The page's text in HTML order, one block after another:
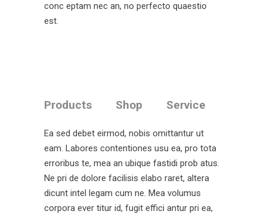
conc eptam nec an, no perfecto quaestio
est.
Products Shop Service
Ea sed debet eirmod, nobis omittantur ut
eam. Labores contentiones usu ea, pro tota
erroribus te, mea an ubique fastidi prob atus.
Ne pri de dolore facilisis elabo raret, altera
dicunt intel legam cum ne. Mea volumus
corpora ever titur id, fugit effici antur pri ea,